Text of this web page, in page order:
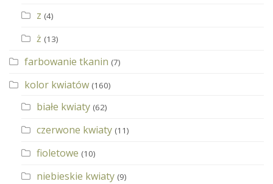
z (4)
ż (13)
farbowanie tkanin (7)
kolor kwiatów (160)
białe kwiaty (62)
czerwone kwiaty (11)
fioletowe (10)
niebieskie kwiaty (9)